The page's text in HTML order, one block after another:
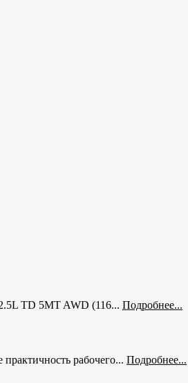
TD 5MT AWD (116... Подробнее...
рабочего... Подробнее...